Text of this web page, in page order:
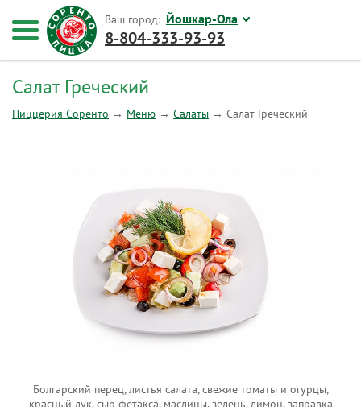
Салат Греческий
Пиццерия Соренто → Меню → Салаты → Салат Греческий
Болгарский перец, листья салата, свежие томаты и огурцы,
красный лук, сыр фетакса, маслины, зелень, лимон, заправка
Ваш город: Йошкар-Ола
8-804-333-93-93